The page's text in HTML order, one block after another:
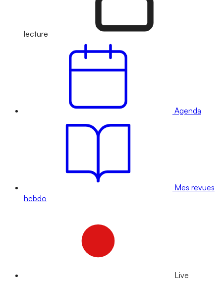
lecture
Agenda
Mes revues
hebdo
Live